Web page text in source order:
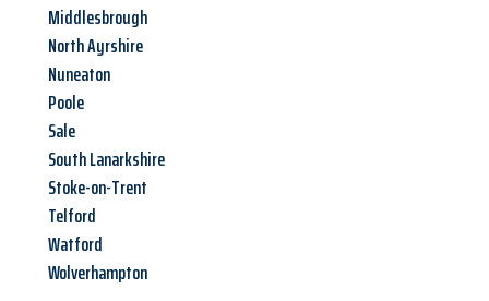
Middlesbrough
North Ayrshire
Nuneaton
Poole
Sale
South Lanarkshire
Stoke-on-Trent
Telford
Watford
Wolverhampton